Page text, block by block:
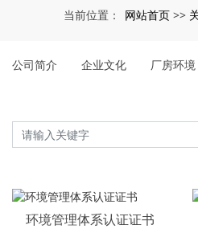
当前位置： 网站首页 >>
公司简介 企业文化 厂房环境
环境管理体系认证证书